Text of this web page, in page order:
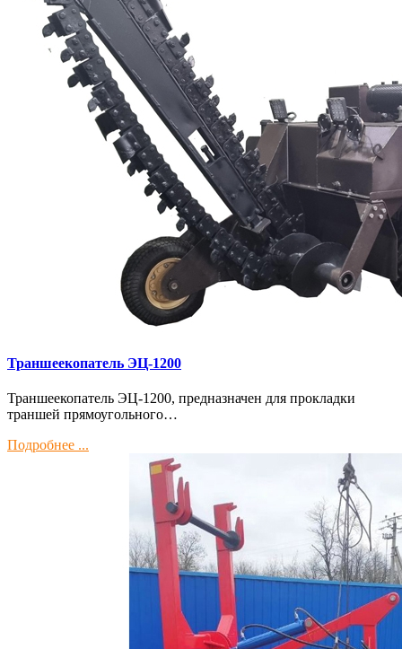
Траншеекопатель ЭЦ-1200
Траншеекопатель ЭЦ-1200, предназначен для прокладки
траншей прямоугольного…
Подробнее ...